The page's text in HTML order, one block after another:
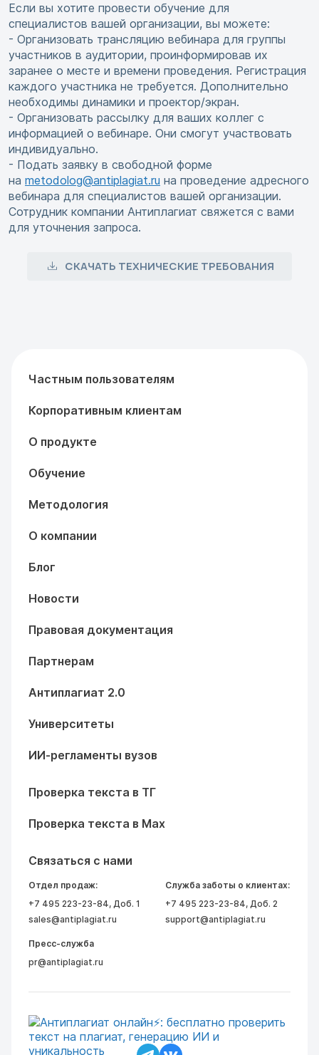
Если вы хотите провести обучение для
специалистов вашей организации, вы можете:
- Организовать трансляцию вебинара для группы
участников в аудитории, проинформировав их
заранее о месте и времени проведения. Регистрация
каждого участника не требуется. Дополнительно
необходимы динамики и проектор/экран.
- Организовать рассылку для ваших коллег с
информацией о вебинаре. Они смогут участвовать
индивидуально.
- Подать заявку в свободной форме
на metodolog@antiplagiat.ru на проведение адресного
вебинара для специалистов вашей организации.
Сотрудник компании Антиплагиат свяжется с вами
для уточнения запроса.
СКАЧАТЬ ТЕХНИЧЕСКИЕ ТРЕБОВАНИЯ
Частным пользователям
Корпоративным клиентам
О продукте
Обучение
Методология
О компании
Блог
Новости
Правовая документация
Партнерам
Антиплагиат 2.0
Университеты
ИИ-регламенты вузов
Проверка текста в ТГ
Проверка текста в Max
Связаться с нами
Отдел продаж:
+7 495 223-23-84, Доб. 1
sales@antiplagiat.ru
Служба заботы о клиентах:
+7 495 223-23-84, Доб. 2
support@antiplagiat.ru
Пресс-служба
pr@antiplagiat.ru